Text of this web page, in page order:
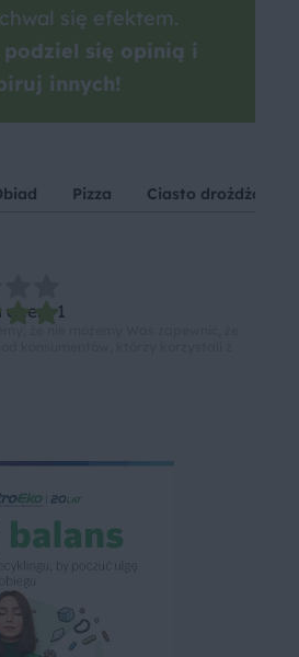
się efektem.
się opinią i
innych!
Pizza Ciasto drożdżowe
ocen: 1